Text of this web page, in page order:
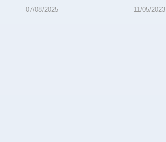
07/08/2025 11/05/2023